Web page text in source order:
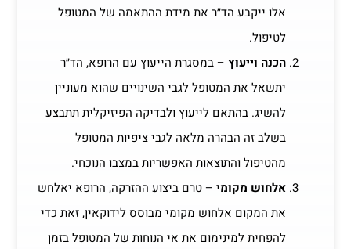
אלו ייקבע הד״ר את מידת ההתאמה של המטופל
לטיפול.
הכנה וייעוץ– במסגרת הייעוץ עם הרופא, הד״ר
יתשאל את המטופל לגבי השינויים שהוא מעוניין
להשיג. בהתאם לייעוץ ולבדיקה הפיזיקלית תתבצע
בשלב זה הבהרה מלאה לגבי ציפיות המטופל
מהטיפול והתוצאות האפשריות במצבו הנוכחי.
אלחוש מקומי– טרם ביצוע ההזרקה, הרופא יאלחש
את המקום אלחוש מקומי מבוסס לידוקאין, זאת כדי
להפחית למינימום את אי הנוחות של המטופל בזמן